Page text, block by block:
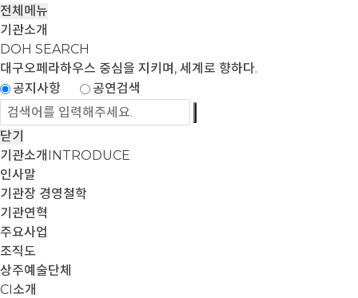
전체메뉴
기관소개
DOH SEARCH
대구오페라하우스 중심을 지키며, 세계로 향하다.
공지사항
공연검색
닫기
기관소개 INTRODUCE
인사말
기관장 경영철학
기관연혁
주요사업
조직도
상주예술단체
CI소개